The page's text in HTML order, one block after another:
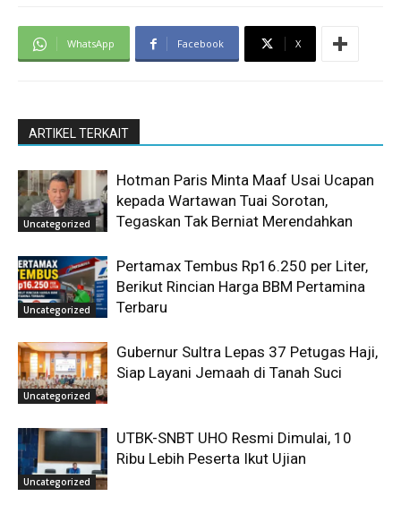
WhatsApp Facebook X
ARTIKEL TERKAIT
Uncategorized
Hotman Paris Minta Maaf Usai Ucapan
kepada Wartawan Tuai Sorotan,
Tegaskan Tak Berniat Merendahkan
Uncategorized
Pertamax Tembus Rp16.250 per Liter,
Berikut Rincian Harga BBM Pertamina
Terbaru
Uncategorized
Gubernur Sultra Lepas 37 Petugas Haji,
Siap Layani Jemaah di Tanah Suci
Uncategorized
UTBK-SNBT UHO Resmi Dimulai, 10
Ribu Lebih Peserta Ikut Ujian